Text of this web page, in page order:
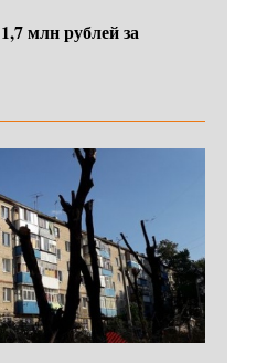
млн рублей за